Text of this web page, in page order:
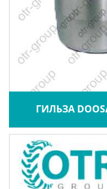
ГИЛЬЗА